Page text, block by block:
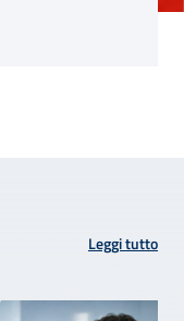
Leggi tutto